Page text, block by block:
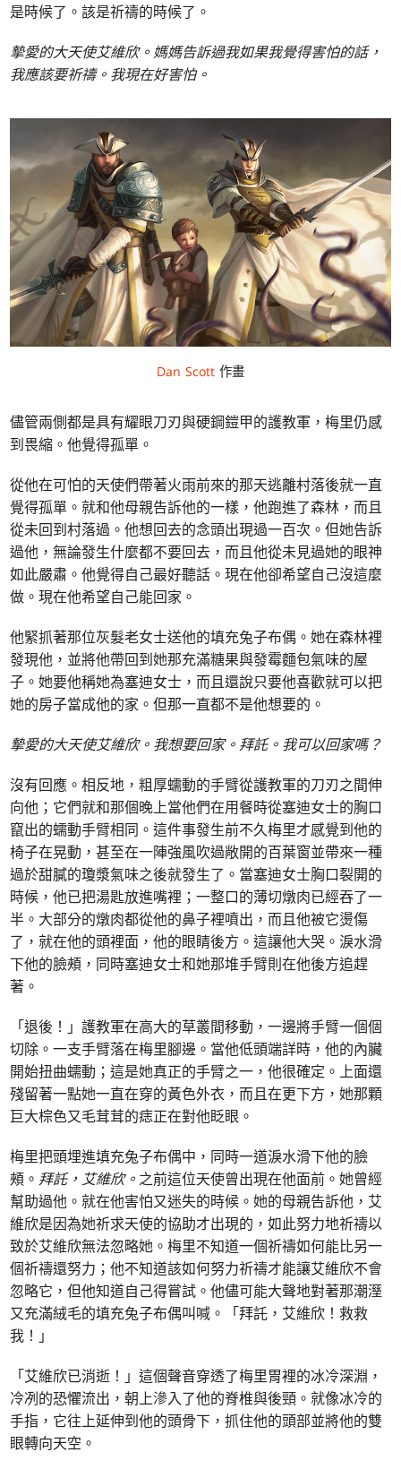
是時候了。該是祈禱的時候了。
摯愛的大天使艾維欣。媽媽告訴過我如果我覺得害怕的話，
我應該要祈禱。我現在好害怕。
Dan Scott 作畫
儘管兩側都是具有耀眼刀刃與硬鋼鎧甲的護教軍，梅里仍感
到畏縮。他覺得孤單。
從他在可怕的天使們帶著火雨前來的那天逃離村落後就一直
覺得孤單。就和他母親告訴他的一樣，他跑進了森林，而且
從未回到村落過。他想回去的念頭出現過一百次。但她告訴
過他，無論發生什麼都不要回去，而且他從未見過她的眼神
如此嚴肅。他覺得自己最好聽話。現在他卻希望自己沒這麼
做。現在他希望自己能回家。
他緊抓著那位灰髮老女士送他的填充兔子布偶。她在森林裡
發現他，並將他帶回到她那充滿糖果與發霉麵包氣味的屋
子。她要他稱她為塞迪女士，而且還說只要他喜歡就可以把
她的房子當成他的家。但那一直都不是他想要的。
摯愛的大天使艾維欣。我想要回家。拜託。我可以回家嗎？
沒有回應。相反地，粗厚蠕動的手臂從護教軍的刀刃之間伸
向他；它們就和那個晚上當他們在用餐時從塞迪女士的胸口
竄出的蠕動手臂相同。這件事發生前不久梅里才感覺到他的
椅子在晃動，甚至在一陣強風吹過敞開的百葉窗並帶來一種
過於甜膩的瓊漿氣味之後就發生了。當塞迪女士胸口裂開的
時候，他已把湯匙放進嘴裡；一整口的薄切燉肉已經吞了一
半。大部分的燉肉都從他的鼻子裡噴出，而且他被它燙傷
了，就在他的頭裡面，他的眼睛後方。這讓他大哭。淚水滑
下他的臉頰，同時塞迪女士和她那堆手臂則在他後方追趕
著。
「退後！」護教軍在高大的草叢間移動，一邊將手臂一個個
切除。一支手臂落在梅里腳邊。當他低頭端詳時，他的內臟
開始扭曲蠕動；這是她真正的手臂之一，他很確定。上面還
殘留著一點她一直在穿的黃色外衣，而且在更下方，她那顆
巨大棕色又毛茸茸的痣正在對他眨眼。
梅里把頭埋進填充兔子布偶中，同時一道淚水滑下他的臉
頰。 拜託，艾維欣。 之前這位天使曾出現在他面前。她曾經
幫助過他。就在他害怕又迷失的時候。她的母親告訴他，艾
維欣是因為她祈求天使的協助才出現的，如此努力地祈禱以
致於艾維欣無法忽略她。梅里不知道一個祈禱如何能比另一
個祈禱還努力；他不知道該如何努力祈禱才能讓艾維欣不會
忽略它，但他知道自己得嘗試。他儘可能大聲地對著那潮溼
又充滿絨毛的填充兔子布偶叫喊。「拜託，艾維欣！救救
我！」
「艾維欣已消逝！」這個聲音穿透了梅里胃裡的冰冷深淵，
冷冽的恐懼流出，朝上滲入了他的脊椎與後頸。就像冰冷的
手指，它往上延伸到他的頭骨下，抓住他的頭部並將他的雙
眼轉向天空。